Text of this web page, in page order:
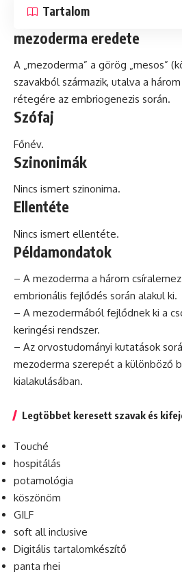
Tartalom
mezoderma eredete
A „mezoderma” a görög „mesos”
szavakból származik, utalva a
rétegére az embriogenezis során.
Szófaj
Főnév.
Szinonimák
Nincs ismert szinonima.
Ellentéte
Nincs ismert ellentéte.
Példamondatok
– A mezoderma a három
embrionális fejlődés során alakul ki.
– A mezodermából fejlődnek ki a
keringési rendszer.
– Az orvostudományi kutatások
mezoderma szerepét a különböző
kialakulásában.
Legtöbbet keresett szavak és
Touché
hospitálás
potamológia
köszönöm
GILF
soft all inclusive
Digitális tartalomkészítő
panta rhei